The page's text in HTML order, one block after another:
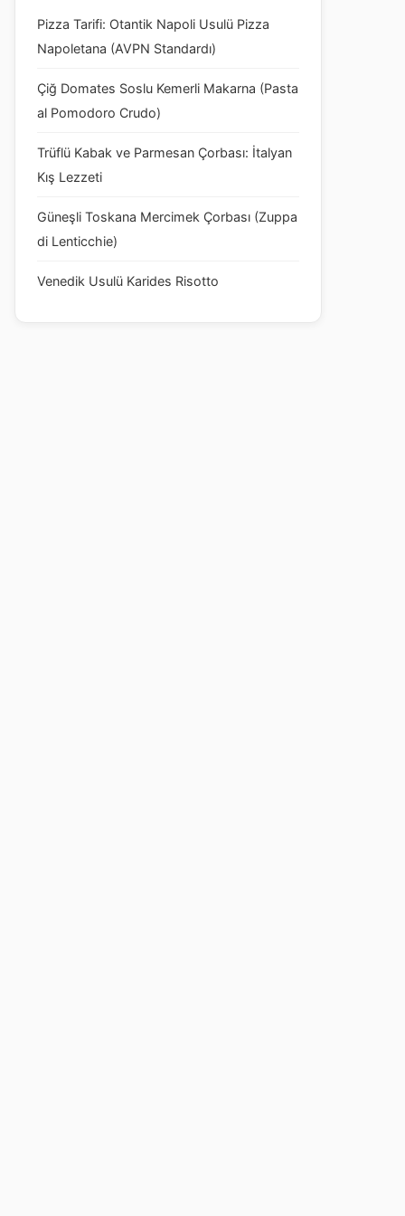
Pizza Tarifi: Otantik Napoli Usulü Pizza
Napoletana (AVPN Standardı)
Çiğ Domates Soslu Kemerli Makarna (Pasta
al Pomodoro Crudo)
Trüflü Kabak ve Parmesan Çorbası: İtalyan
Kış Lezzeti
Güneşli Toskana Mercimek Çorbası (Zuppa
di Lenticchie)
Venedik Usulü Karides Risotto